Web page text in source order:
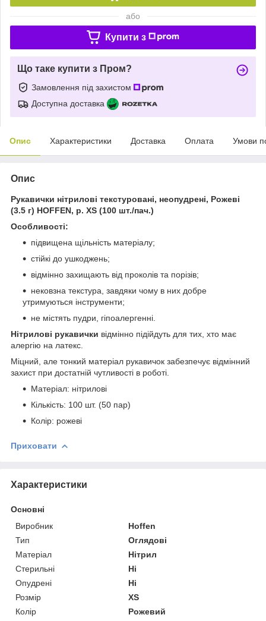
або
Купити з
Що таке купити з Пром?
Замовлення під захистом
Доступна доставка
Опис Характеристики Доставка Оплата Умови
Опис
Рукавички нітрилові текстуровані, неопудрені, Рожеві
(3.5 г) HOFFEN, р. XS (100 шт./пач.)
Особливості:
підвищена щільність матеріалу;
стійкі до ушкоджень;
відмінно захищають від проколів та порізів;
нековзна текстура, завдяки чому в них добре
утримуються інструменти;
не містять пудри, гіпоалергенні.
Нітрилові рукавички відмінно підійдуть для тих, хто має
алергію на латекс.
Міцний, але тонкий матеріал рукавичок забезпечує відмінний
захист при достатній чутливості в роботі.
Матеріал: нітрилові
Кількість: 100 шт. (50 пар)
Колір: рожеві
Приховати
Характеристики
Основні
Виробник
Hoffen
Тип
Оглядові
Матеріал
Нітрил
Стерильні
Ні
Опудрені
Ні
Розмір
XS
Колір
Рожевий